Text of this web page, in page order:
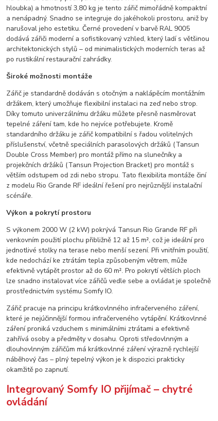
hloubka) a hmotností 3,80 kg je tento zářič mimořádně kompaktní
a nenápadný. Snadno se integruje do jakéhokoli prostoru, aniž by
narušoval jeho estetiku. Černé provedení v barvě RAL 9005
dodává zářiči moderní a sofistikovaný vzhled, který ladí s většinou
architektonických stylů – od minimalistických moderních teras až
po rustikální restaurační zahrádky.
Široké možnosti montáže
Zářič je standardně dodáván s otočným a naklápěcím montážním
držákem, který umožňuje flexibilní instalaci na zeď nebo strop.
Díky tomuto univerzálnímu držáku můžete přesně nasměrovat
tepelné záření tam, kde ho nejvíce potřebujete. Kromě
standardního držáku je zářič kompatibilní s řadou volitelných
příslušenství, včetně speciálních parasolových držáků (Tansun
Double Cross Member) pro montáž přímo na slunečníky a
projekčních držáků (Tansun Projection Bracket) pro montáž s
větším odstupem od zdi nebo stropu. Tato flexibilita montáže činí
z modelu Rio Grande RF ideální řešení pro nejrůznější instalační
scénáře.
Výkon a pokrytí prostoru
S výkonem 2000 W (2 kW) pokrývá Tansun Rio Grande RF při
venkovním použití plochu přibližně 12 až 15 m², což je ideální pro
jednotlivé stolky na terase nebo menší sezení. Při vnitřním použití,
kde nedochází ke ztrátám tepla způsobeným větrem, může
efektivně vytápět prostor až do 60 m². Pro pokrytí větších ploch
lze snadno instalovat více zářičů vedle sebe a ovládat je společně
prostřednictvím systému Somfy IO.
Zářič pracuje na principu krátkovlnného infračerveného záření,
které je nejúčinnější formou infračerveného vytápění. Krátkovlnné
záření proniká vzduchem s minimálními ztrátami a efektivně
zahřívá osoby a předměty v dosahu. Oproti středovlnným a
dlouhovlnným zářičům má krátkovlnné záření výrazně rychlejší
náběhový čas – plný tepelný výkon je k dispozici prakticky
okamžitě po zapnutí.
Integrovaný Somfy IO přijímač – chytré
ovládání